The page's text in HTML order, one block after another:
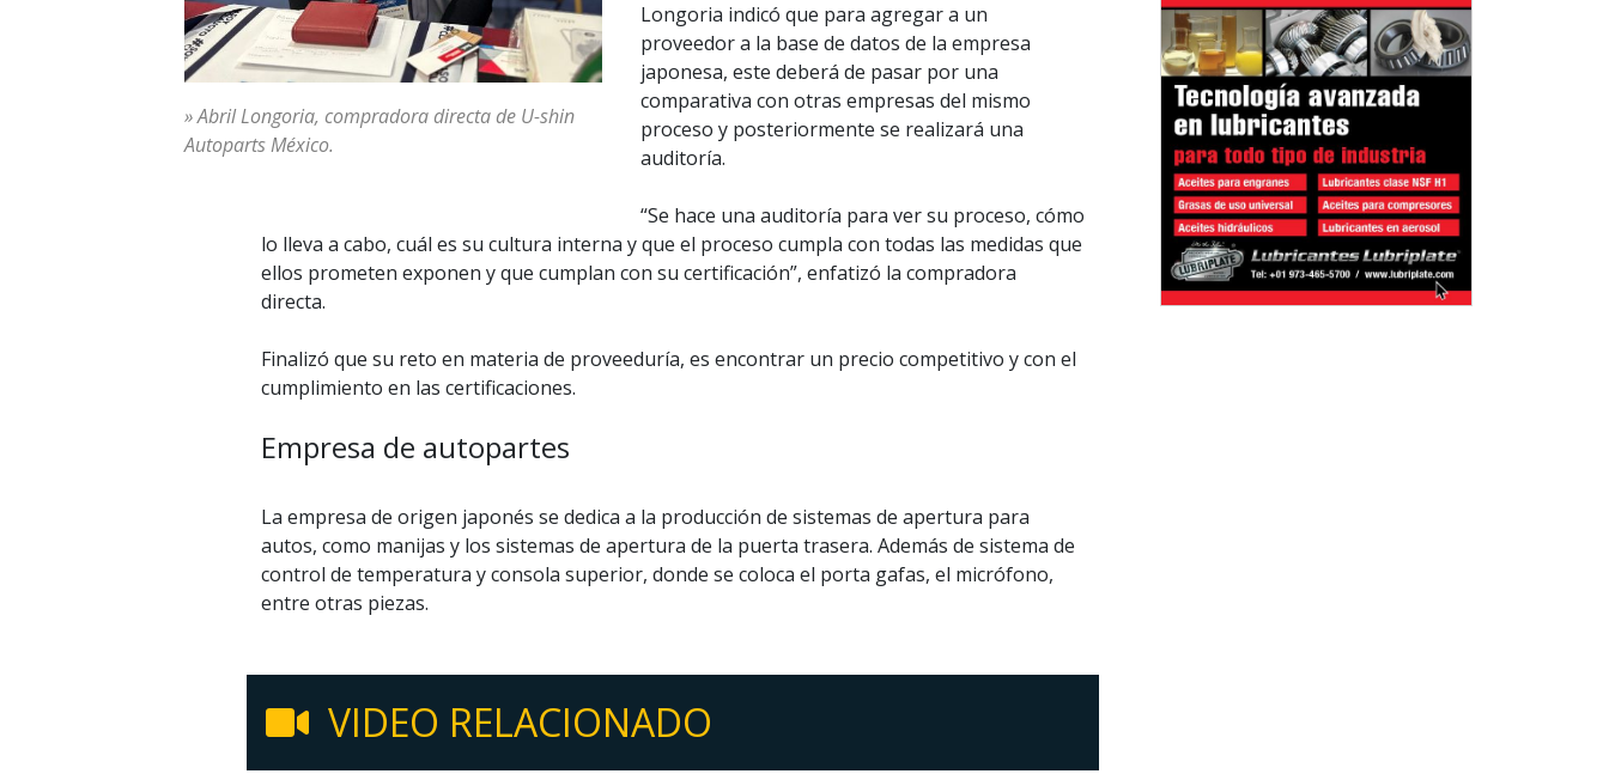
» Abril Longoria, compradora directa de U-shin
Autoparts México.
Longoria indicó que para agregar a un
proveedor a la base de datos de la empresa
japonesa, este deberá de pasar por una
comparativa con otras empresas del mismo
proceso y posteriormente se realizará una
auditoría.
“Se hace una auditoría para ver su proceso, cómo
lo lleva a cabo, cuál es su cultura interna y que el proceso cumpla con todas las medidas que
ellos prometen exponen y que cumplan con su certificación”, enfatizó la compradora
directa.
Finalizó que su reto en materia de proveeduría, es encontrar un precio competitivo y con el
cumplimiento en las certificaciones.
Empresa de autopartes
La empresa de origen japonés se dedica a la producción de sistemas de apertura para
autos, como manijas y los sistemas de apertura de la puerta trasera. Además de sistema de
control de temperatura y consola superior, donde se coloca el porta gafas, el micrófono,
entre otras piezas.
VIDEO RELACIONADO